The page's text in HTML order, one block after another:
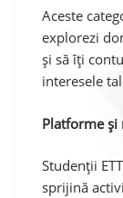
Aceste
explorezi
și să îți
interesele
Platforme și
Studenții
sprijină